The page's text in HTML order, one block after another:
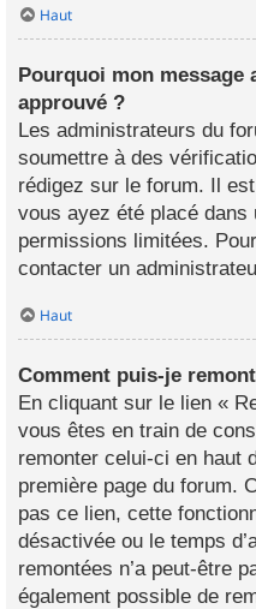
Haut
Pourquoi mon message
approuvé ?
Les administrateurs du
soumettre à des
rédigez sur le forum. Il
vous ayez été placé dans
permissions limitées.
contacter un
Haut
Comment puis-je
En cliquant sur le lien «
vous êtes en train de
remonter celui-ci en haut
première page du forum.
pas ce lien, cette
désactivée ou le temps
remontées n’a peut-être
également possible de